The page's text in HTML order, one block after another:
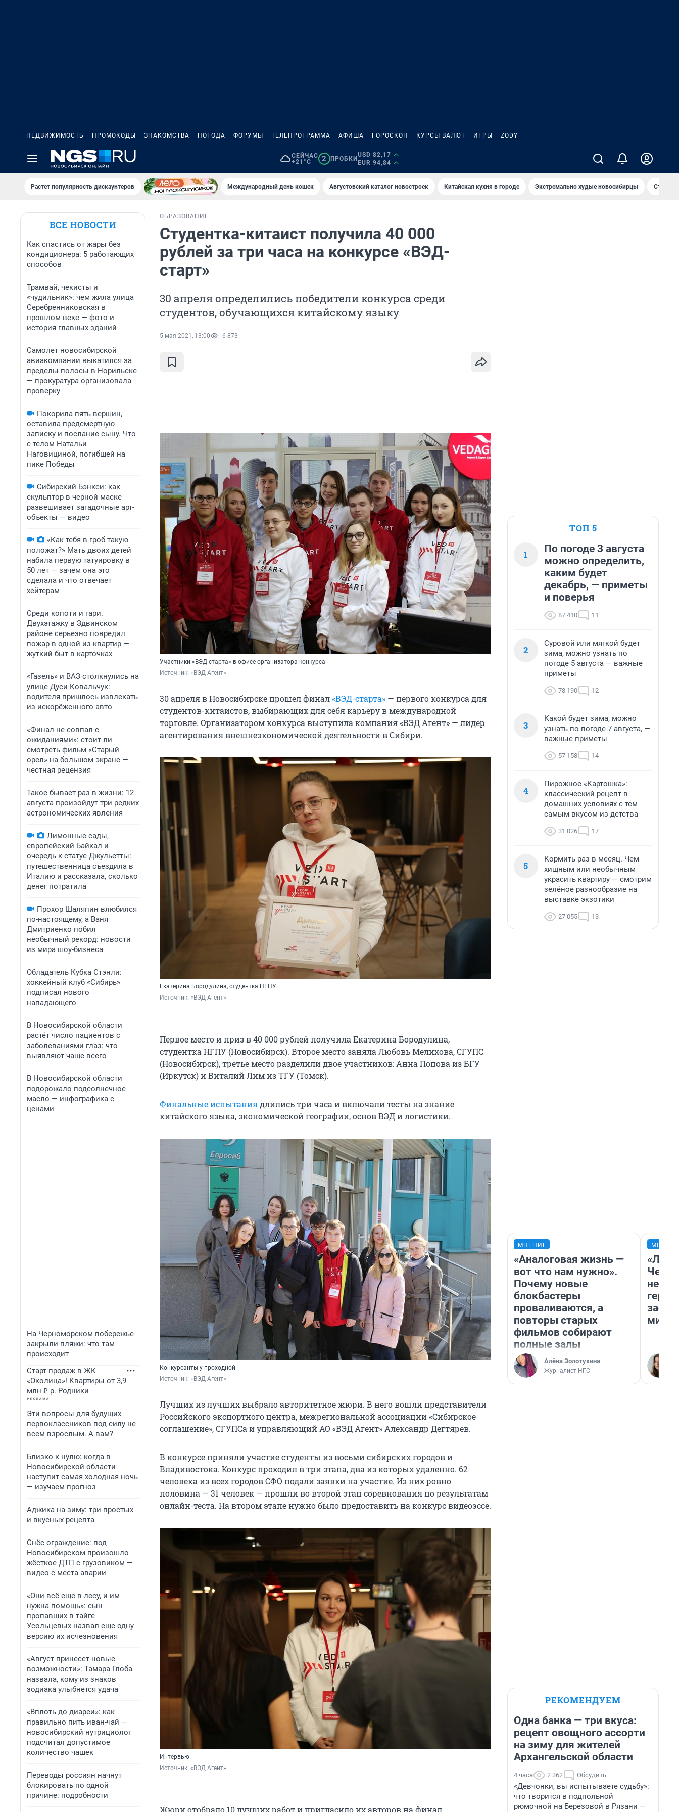
НЕДВИЖИМОСТЬ ПРОМОКОДЫ ЗНАКОМСТВА ПОГОДА ФОРУМЫ ТЕЛЕПРОГРАММА АФИША ГОРОСКОП КУРСЫ ВАЛЮТ ИГРЫ ZODY
СЕЙЧАС
+21°C
2 ПРОБКИ
USD 82,17
EUR 94,84
Растет популярность дискаунтеров Международный день кошек Августовский каталог новостроек Китайская кухня в городе Экстремально худые новосибирцы Старт
ВСЕ НОВОСТИ
Как спастись от жары без
кондиционера: 5 работающих
способов
Трамвай, чекисты и
«чудильник»: чем жила улица
Серебренниковская в
прошлом веке — фото и
история главных зданий
Самолет новосибирской
авиакомпании выкатился за
пределы полосы в Норильске
— прокуратура организовала
проверку
Покорила пять вершин,
оставила предсмертную
записку и послание сыну. Что
с телом Натальи
Наговициной, погибшей на
пике Победы
Сибирский Бэнкси: как
скульптор в черной маске
развешивает загадочные арт-
объекты — видео
«Как тебя в гроб такую
положат?» Мать двоих детей
набила первую татуировку в
50 лет — зачем она это
сделала и что отвечает
хейтерам
Среди копоти и гари.
Двухэтажку в Здвинском
районе серьезно повредил
пожар в одной из квартир —
жуткий быт в карточках
«Газель» и ВАЗ столкнулись на
улице Дуси Ковальчук:
водителя пришлось извлекать
из искорёженного авто
«Финал не совпал с
ожиданиями»: стоит ли
смотреть фильм «Старый
орел» на большом экране —
честная рецензия
Такое бывает раз в жизни: 12
августа произойдут три редких
астрономических явления
Лимонные сады,
европейский Байкал и
очередь к статуе Джульетты:
путешественница съездила в
Италию и рассказала, сколько
денег потратила
Прохор Шаляпин влюбился
по-настоящему, а Ваня
Дмитриенко побил
необычный рекорд: новости
из мира шоу-бизнеса
Обладатель Кубка Стэнли:
хоккейный клуб «Сибирь»
подписал нового
нападающего
В Новосибирской области
растёт число пациентов с
заболеваниями глаз: что
выявляют чаще всего
В Новосибирской области
подорожало подсолнечное
масло — инфографика с
ценами
На Черноморском побережье
закрыли пляжи: что там
происходит
Старт продаж в ЖК
«Околица»! Квартиры от 3,9
млн ₽ р. Родники
Эти вопросы для будущих
первоклассников под силу не
всем взрослым. А вам?
Близко к нулю: когда в
Новосибирской области
наступит самая холодная ночь
— изучаем прогноз
Аджика на зиму: три простых
и вкусных рецепта
Снёс ограждение: под
Новосибирском произошло
жёсткое ДТП с грузовиком —
видео с места аварии
«Они всё еще в лесу, и им
нужна помощь»: сын
пропавших в тайге
Усольцевых назвал еще одну
версию их исчезновения
«Август принесет новые
возможности»: Тамара Глоба
назвала, кому из знаков
зодиака улыбнется удача
«Вплоть до диареи»: как
правильно пить иван-чай —
новосибирский нутрициолог
подсчитал допустимое
количество чашек
Переводы россиян начнут
блокировать по одной
причине: подробности
ОБРАЗОВАНИЕ
Студентка-китаист получила 40 000
рублей за три часа на конкурсе «ВЭД-
старт»
30 апреля определились победители конкурса среди
студентов, обучающихся китайскому языку
5 мая 2021, 13:00 6 873
Участники «ВЭД-старта» в офисе организатора конкурса
Источник: «ВЭД Агент»
30 апреля в Новосибирске прошел финал«ВЭД-старта» — первого конкурса для
студентов-китаистов, выбирающих для себя карьеру в международной
торговле. Организатором конкурса выступила компания «ВЭД Агент» — лидер
агентирования внешнеэкономической деятельности в Сибири.
Екатерина Бородулина, студентка НГПУ
Источник: «ВЭД Агент»
Первое место и приз в 40 000 рублей получила Екатерина Бородулина,
студентка НГПУ (Новосибирск). Второе место заняла Любовь Мелихова, СГУПС
(Новосибирск), третье место разделили двое участников: Анна Попова из БГУ
(Иркутск) и Виталий Лим из ТГУ (Томск).
Финальные испытаниядлились три часа и включали тесты на знание
китайского языка, экономической географии, основ ВЭД и логистики.
Конкурсанты у проходной
Источник: «ВЭД Агент»
Лучших из лучших выбрало авторитетное жюри. В него вошли представители
Российского экспортного центра, межрегиональной ассоциации «Сибирское
соглашение», СГУПСа и управляющий АО «ВЭД Агент» Александр Дегтярев.
В конкурсе приняли участие студенты из восьми сибирских городов и
Владивостока. Конкурс проходил в три этапа, два из которых удаленно. 62
человека из всех городов СФО подали заявки на участие. Из них ровно
половина — 31 человек — прошли во второй этап соревнования по результатам
онлайн-теста. На втором этапе нужно было предоставить на конкурс видеоэссе.
Интервью
Источник: «ВЭД Агент»
Жюри отобрало 10 лучших работ и пригласило их авторов на финал.
ТОП 5
1
По погоде 3 августа
можно определить,
каким будет
декабрь, — приметы
и поверья
87 410 11
2
Суровой или мягкой будет
зима, можно узнать по
погоде 5 августа — важные
приметы
78 190 12
3
Какой будет зима, можно
узнать по погоде 7 августа, —
важные приметы
57 158 14
4
Пирожное «Картошка»:
классический рецепт в
домашних условиях с тем
самым вкусом из детства
31 026 17
5
Кормить раз в месяц. Чем
хищным или необычным
украсить квартиру — смотрим
зелёное разнообразие на
выставке экзотики
27 055 13
МНЕНИЕ
«Аналоговая жизнь —
вот что нам нужно».
Почему новые
блокбастеры
проваливаются, а
повторы старых
фильмов собирают
полные залы
Алёна Золотухина
Журналист НГС
Чем
герои
РЕКОМЕНДУЕМ
Одна банка — три вкуса:
рецепт овощного ассорти
на зиму для жителей
Архангельской области
4 часа 2 362 Обсудить
«Девчонки, вы испытываете судьбу»:
что творится в подпольной
рюмочной на Березовой в Рязани —